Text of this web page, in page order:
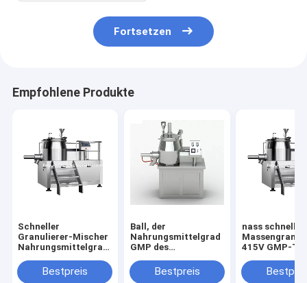
Fortsetzen
Empfohlene Produkte
Schneller
Granulierer-Mischer
Nahrungsmittelgrad
pharmazeutische
Produkte
Bestpreis
Ball, der
Nahrungsmittelgrad
GMP des
Granulierer-SUS304
SUS316L formt
Bestpreis
nass schnelle
415V GMP-
Maschine